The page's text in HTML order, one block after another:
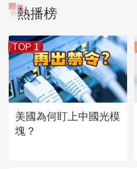
熱播榜
TOP 1
美國為何盯上中國光模
塊？